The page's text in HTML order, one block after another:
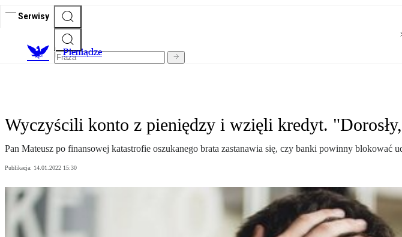
Serwisy
Pieniądze
Wyczyścili konto z pieniędzy i wzięli kredyt.
Pan Mateusz po finansowej katastrofie oszukanego brata zastanawia się, czy banki powinny blokować
Publikacja: 14.01.2022 15:30